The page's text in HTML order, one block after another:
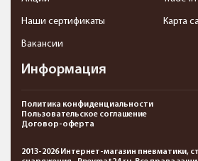
Информация
Наши сертификаты
Вакансии
Карта
Политика конфиденциальности
Пользовательское соглашение
Договор-оферта
2013-2026 Интернет-магазин пневматики,